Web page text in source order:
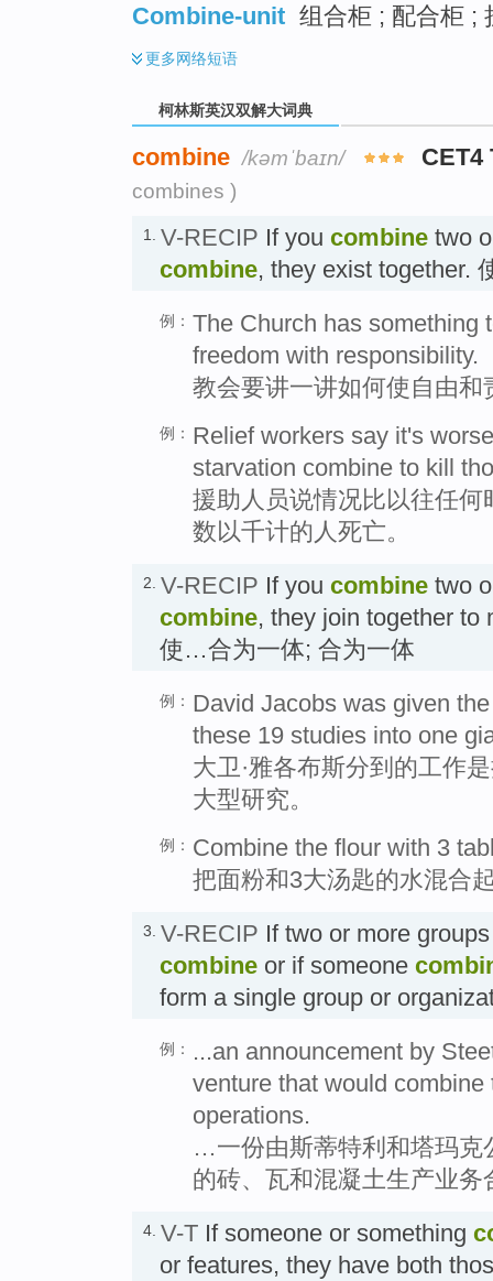
Combine-unit 组合柜 ; 配合柜 ;
更多网络短语
柯林斯英汉双解大词典
combine /kəmˈbaɪn/ CET4
combines )
1. V-RECIP If you combine two
combine, they exist together.
例： The Church has something
freedom with responsibility.
教会要讲一讲如何使自由和
例： Relief workers say it's
starvation combine to kill
援助人员说情况比以往任
数以千计的人死亡。
2. V-RECIP If you combine two
combine, they join together to
使…合为一体; 合为一体
例： David Jacobs was given
these 19 studies into one
大卫·雅各布斯分到的工作
大型研究。
例： Combine the flour with 3
把面粉和3大汤匙的水混合
3. V-RECIP If two or more
combine or if someone
form a single group or
例：
...an announcement by
venture that would
operations.
…一份由斯蒂特利和塔玛克
的砖、瓦和混凝土生产业
4. V-T If someone or something
or features, they have both